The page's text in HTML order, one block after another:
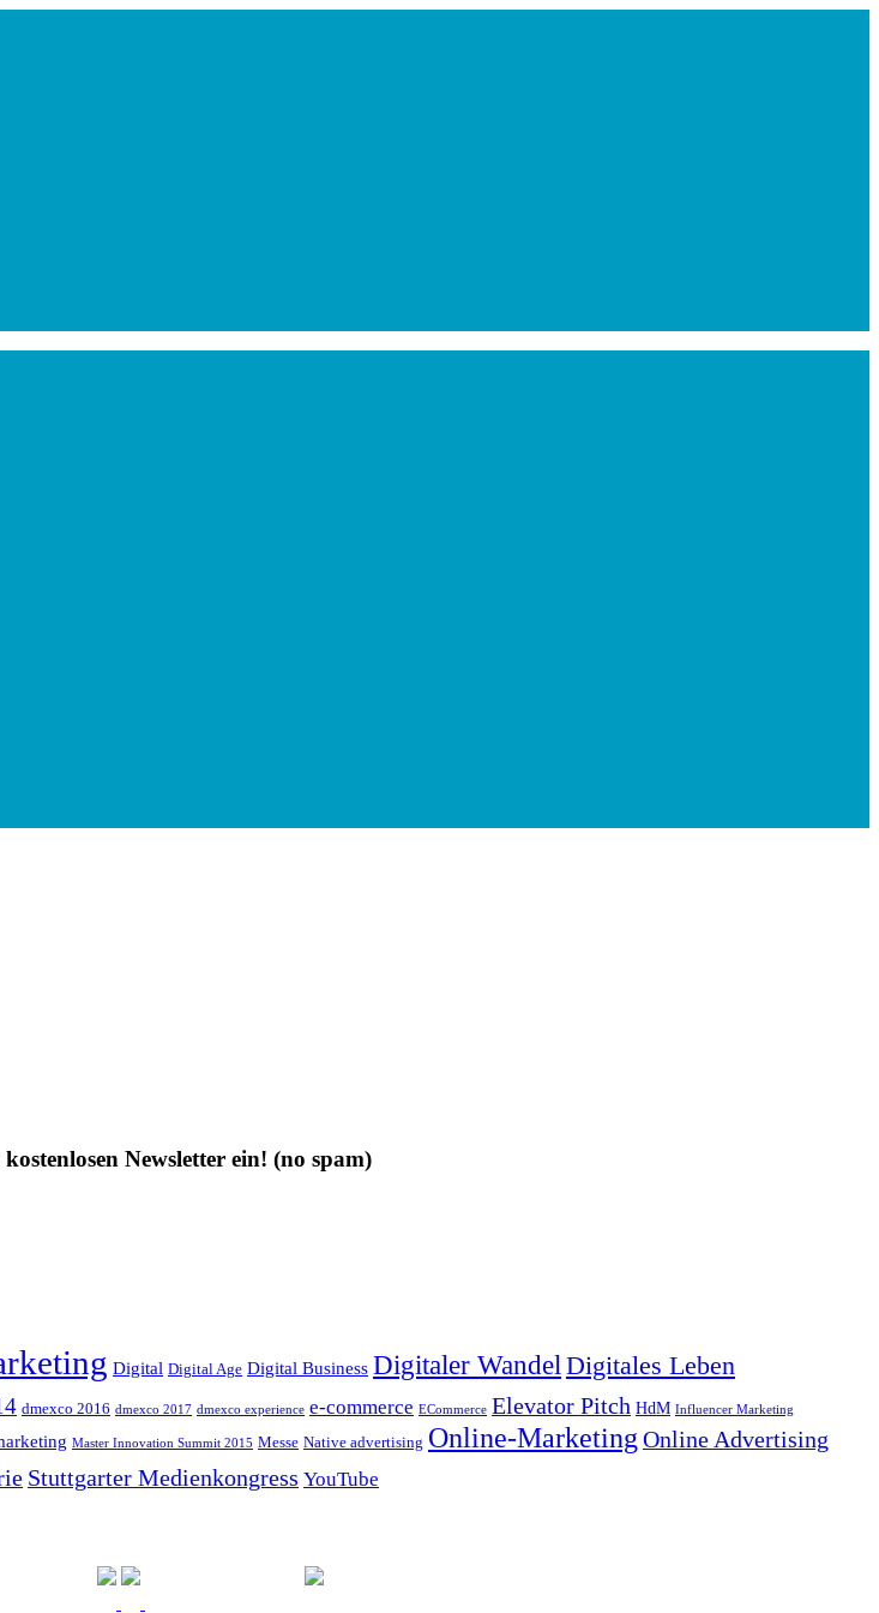
Newsletter ein! (no spam)
Digital Digital Age Digital Business Digitaler Wandel Digitales Leben
dmexco 2016 dmexco 2017 dmexco experience e-commerce ECommerce Elevator Pitch HdM Influencer Marketing
Master Innovation Summit 2015 Messe Native advertising Online-Marketing Online Advertising
Stuttgarter Medienkongress YouTube